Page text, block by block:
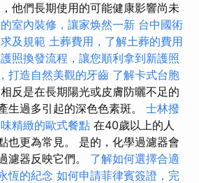
他們長期使用的可能健康影響尚未
室內裝修，讓家焕然一新 台中國術
及規範 土葬費用，了解土葬的費用
護照換發流程，讓您順利拿到新護照
打造自然美觀的牙齒 了解卡式台胞
反是在長期陽光或皮膚防曬不足的
生過多引起的深色色素斑。 士林撥
精緻的歐式餐點 在40歲以上的人
也更為常見。 是的，化學過濾器會
濾器反映它們。 了解如何選擇合適
恆的紀念 如何申請菲律賓簽證，完